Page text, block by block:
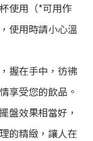
使用（*可用作
使用時請小心溫
握在手中，彷彿
享受您的飲品。
盤效果相當好，
的精緻，讓人在